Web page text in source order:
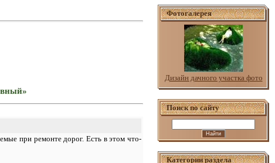
при ремонте дорог. Есть в этом что-
Фотогалерея
Дизайн дачного участка фото
Поиск по сайту
Категории раздела